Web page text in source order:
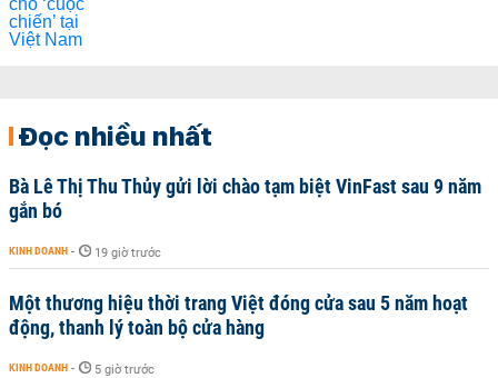
Đọc nhiều nhất
Bà Lê Thị Thu Thủy gửi lời chào tạm biệt VinFast sau 9 năm
gắn bó
KINH DOANH - 19 giờ trước
Một thương hiệu thời trang Việt đóng cửa sau 5 năm hoạt
động, thanh lý toàn bộ cửa hàng
KINH DOANH - 5 giờ trước